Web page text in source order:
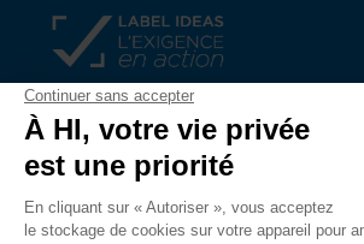
FAIRE UN DON
NOUS REJOINDRE
NOUS ALERTER
SUIVEZ-NOUS SUR
LES RESEAUX SOCIAUX